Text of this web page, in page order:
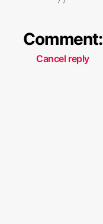
Comment:
Cancel reply